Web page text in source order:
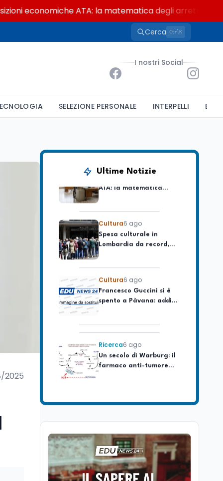
economiche ATA: la matematica degli arretrati fino a
Cerca CtrlK
I nostri Social
SELEZIONE PERSONALE INTERPELLI
2025
Ultime Notizie
Ricerca6 ago
farmaco anti-tumore
che accende la glicolisi
Ricerca6 ago
Il rivelatore che 'vede' i
reattori spenti
Scuola6 ago
ATA: la matematica
degli arretrati fino a
Cultura6 ago
Spesa culturale in
Lombardia da record,
ma la voragine Nord-
Cultura6 ago
Francesco Guccini si è
spento a Pàvana: addio
al Maestrone
Ricerca6 ago
Un secolo di Warburg: il
farmaco anti-tumore
che accende la glicolisi
Scuola6 ago
Posizioni economiche
ATA: la matematica
degli arretrati fino a